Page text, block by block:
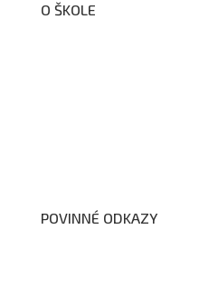
O ŠKOLE
POVINNÉ ODKAZY